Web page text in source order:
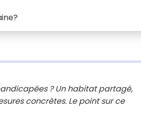
? Un habitat partagé,
concrètes. Le point sur ce